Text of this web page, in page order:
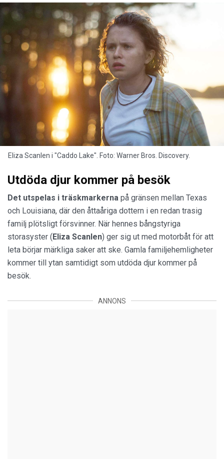
Eliza Scanlen i "Caddo Lake". Foto: Warner Bros. Discovery.
Utdöda djur kommer på besök
Det utspelas i träskmarkerna på gränsen mellan Texas
och Louisiana, där den åttaåriga dottern i en redan trasig
familj plötsligt försvinner. När hennes bångstyriga
storasyster (Eliza Scanlen) ger sig ut med motorbåt för att
leta börjar märkliga saker att ske. Gamla familjehemligheter
kommer till ytan samtidigt som utdöda djur kommer på
besök.
ANNONS